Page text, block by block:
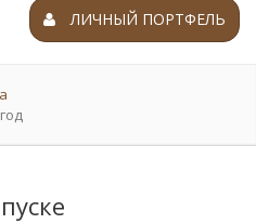
ЛИЧНЫЙ ПОРТФЕЛЬ